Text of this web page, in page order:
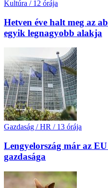
Kultúra / 12 órája
Hetven éve halt meg az
egyik legnagyobb alakja
Gazdaság / HR / 13 órája
Lengyelország már az
gazdasága